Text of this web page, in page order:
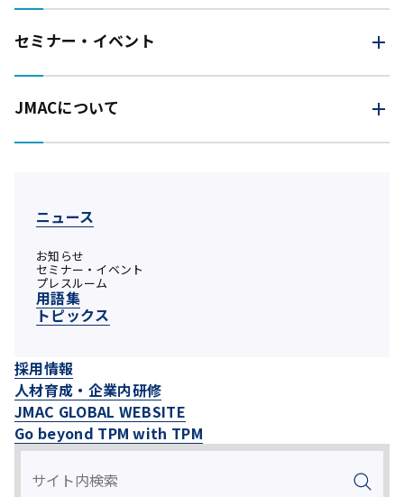
セミナー・イベント
JMACについて
ニュース
お知らせ
セミナー・イベント
プレスルーム
用語集
トピックス
採用情報
人材育成・企業内研修
JMAC GLOBAL WEBSITE
Go beyond TPM with TPM